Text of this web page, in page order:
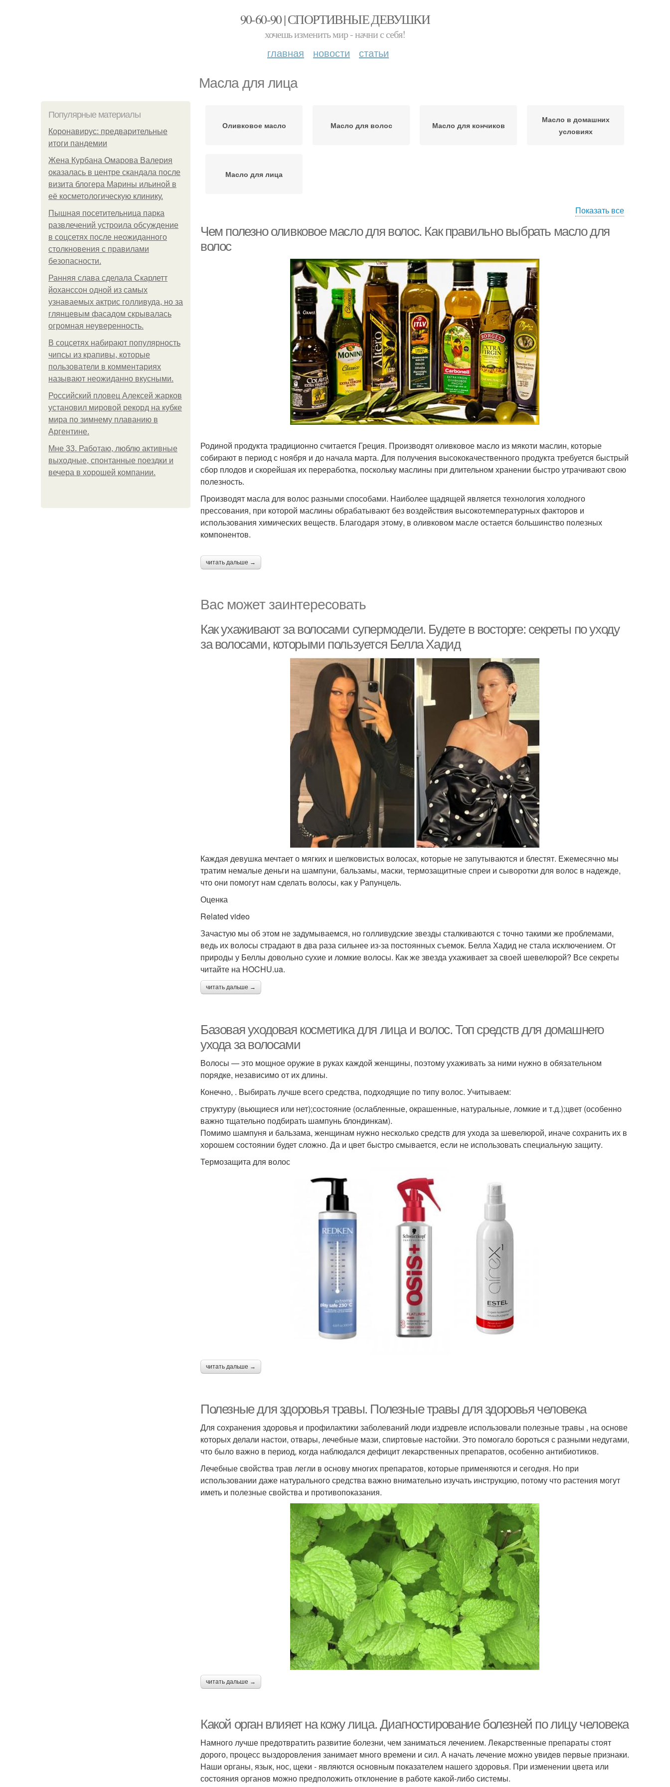
90-60-90 | СПОРТИВНЫЕ ДЕВУШКИ
хочешь изменить мир - начни с себя!
главная новости статьи
Масла для лица
Популярные материалы
Коронавирус: предварительные
итоги пандемии
Жена Курбана Омарова Валерия
оказалась в центре скандала после
визита блогера Марины ильиной в
её косметологическую клинику.
Пышная посетительница парка
развлечений устроила обсуждение
в соцсетях после неожиданного
столкновения с правилами
безопасности.
Ранняя слава сделала Скарлетт
йоханссон одной из самых
узнаваемых актрис голливуда, но за
глянцевым фасадом скрывалась
огромная неуверенность.
В соцсетях набирают популярность
чипсы из крапивы, которые
пользователи в комментариях
называют неожиданно вкусными.
Российский пловец Алексей жарков
установил мировой рекорд на кубке
мира по зимнему плаванию в
Аргентине.
Мне 33. Работаю, люблю активные
выходные, спонтанные поездки и
вечера в хорошей компании.
Оливковое масло Масло для волос Масло для кончиков
Масло в домашних
условиях
Масло для лица
Показать все
Чем полезно оливковое масло для волос. Как правильно выбрать масло для
волос
Родиной продукта традиционно считается Греция. Производят оливковое масло из мякоти маслин, которые
собирают в период с ноября и до начала марта. Для получения высококачественного продукта требуется быстрый
сбор плодов и скорейшая их переработка, поскольку маслины при длительном хранении быстро утрачивают свою
полезность.
Производят масла для волос разными способами. Наиболее щадящей является технология холодного
прессования, при которой маслины обрабатывают без воздействия высокотемпературных факторов и
использования химических веществ. Благодаря этому, в оливковом масле остается большинство полезных
компонентов.
читать дальше →
Вас может заинтересовать
Как ухаживают за волосами супермодели. Будете в восторге: секреты по уходу
за волосами, которыми пользуется Белла Хадид
Каждая девушка мечтает о мягких и шелковистых волосах, которые не запутываются и блестят. Ежемесячно мы
тратим немалые деньги на шампуни, бальзамы, маски, термозащитные спреи и сыворотки для волос в надежде,
что они помогут нам сделать волосы, как у Рапунцель.
Оценка
Related video
Зачастую мы об этом не задумываемся, но голливудские звезды сталкиваются с точно такими же проблемами,
ведь их волосы страдают в два раза сильнее из-за постоянных съемок. Белла Хадид не стала исключением. От
природы у Беллы довольно сухие и ломкие волосы. Как же звезда ухаживает за своей шевелюрой? Все секреты
читайте на HOCHU.ua.
читать дальше →
Базовая уходовая косметика для лица и волос. Топ средств для домашнего
ухода за волосами
Волосы — это мощное оружие в руках каждой женщины, поэтому ухаживать за ними нужно в обязательном
порядке, независимо от их длины.
Конечно, . Выбирать лучше всего средства, подходящие по типу волос. Учитываем:
структуру (вьющиеся или нет);состояние (ослабленные, окрашенные, натуральные, ломкие и т.д.);цвет (особенно
важно тщательно подбирать шампунь блондинкам).
Помимо шампуня и бальзама, женщинам нужно несколько средств для ухода за шевелюрой, иначе сохранить их в
хорошем состоянии будет сложно. Да и цвет быстро смывается, если не использовать специальную защиту.
Термозащита для волос
читать дальше →
Полезные для здоровья травы. Полезные травы для здоровья человека
Для сохранения здоровья и профилактики заболеваний люди издревле использовали полезные травы , на основе
которых делали настои, отвары, лечебные мази, спиртовые настойки. Это помогало бороться с разными недугами,
что было важно в период, когда наблюдался дефицит лекарственных препаратов, особенно антибиотиков.
Лечебные свойства трав легли в основу многих препаратов, которые применяются и сегодня. Но при
использовании даже натурального средства важно внимательно изучать инструкцию, потому что растения могут
иметь и полезные свойства и противопоказания.
читать дальше →
Какой орган влияет на кожу лица. Диагностирование болезней по лицу человека
Намного лучше предотвратить развитие болезни, чем заниматься лечением. Лекарственные препараты стоят
дорого, процесс выздоровления занимает много времени и сил. А начать лечение можно увидев первые признаки.
Наши органы, язык, нос, щеки - являются основным показателем нашего здоровья. При изменении цвета или
состояния органов можно предположить отклонение в работе какой-либо системы.